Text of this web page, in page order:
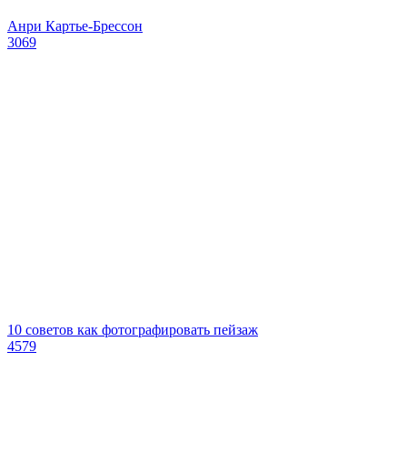
Анри Картье-Брессон
3069
10 советов как фотографировать пейзаж
4579